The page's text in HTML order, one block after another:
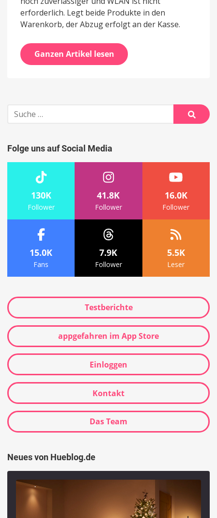
erforderlich. Legt beide Produkte in den
Warenkorb, der Abzug erfolgt an der Kasse.
Ganzen Artikel lesen
Suche
nach:
Suche
Folge uns auf Social Media
130K
Follower
41.8K
Follower
16.0K
Follower
15.0K
Fans
7.9K
Follower
5.5K
Leser
Testberichte
appgefahren im App Store
Einloggen
Kontakt
Das Team
Neues von Hueblog.de